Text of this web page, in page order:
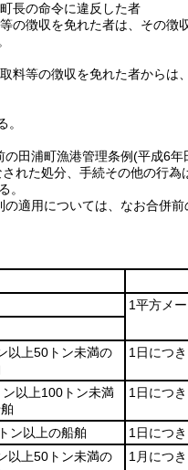
長の命令に違反した者
の徴収を免れた者は、その徴
料等の徴収を免れた者からは
田浦町漁港管理条例(平成6年
れた処分、手続その他の行
。
適用については、なお合併前
1平方メ
以上50トン未満の
1日につき
以上100トン未満
1日につき
ン以上の船舶 1日につき
以上50トン未満の
1月につき